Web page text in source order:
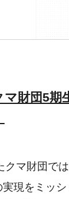
マ財団5期
クマ財団で
現をミッ